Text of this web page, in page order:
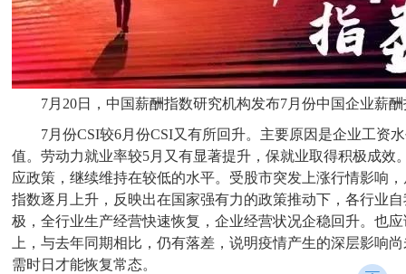
7月20日，中国薪酬指数研究机构发布7月份中国企业薪
7月份CSI较6月份CSI又有所回升。主要原因是企业工资
值。劳动力就业率较5月又有显著提升，保就业取得积极成效
应政策，继续维持在较低的水平。受股市突发上涨行情影响
指数逐月上升，反映出在国家强有力的政策推动下，各行业
极，全行业生产经营快速恢复，企业经营状况企稳回升。也
上，与去年同期相比，仍有落差，说明疫情产生的深层影响
需时日才能恢复常态。